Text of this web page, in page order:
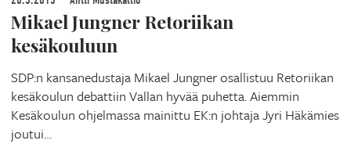
Mikael Jungner Retoriikan
kesäkouluun
SDP:n kansanedustaja Mikael Jungner osallistuu Retoriikan
kesäkoulun debattiin Vallan hyvää puhetta. Aiemmin
Kesäkoulun ohjelmassa mainittu EK:n johtaja Jyri Häkämies
joutui…